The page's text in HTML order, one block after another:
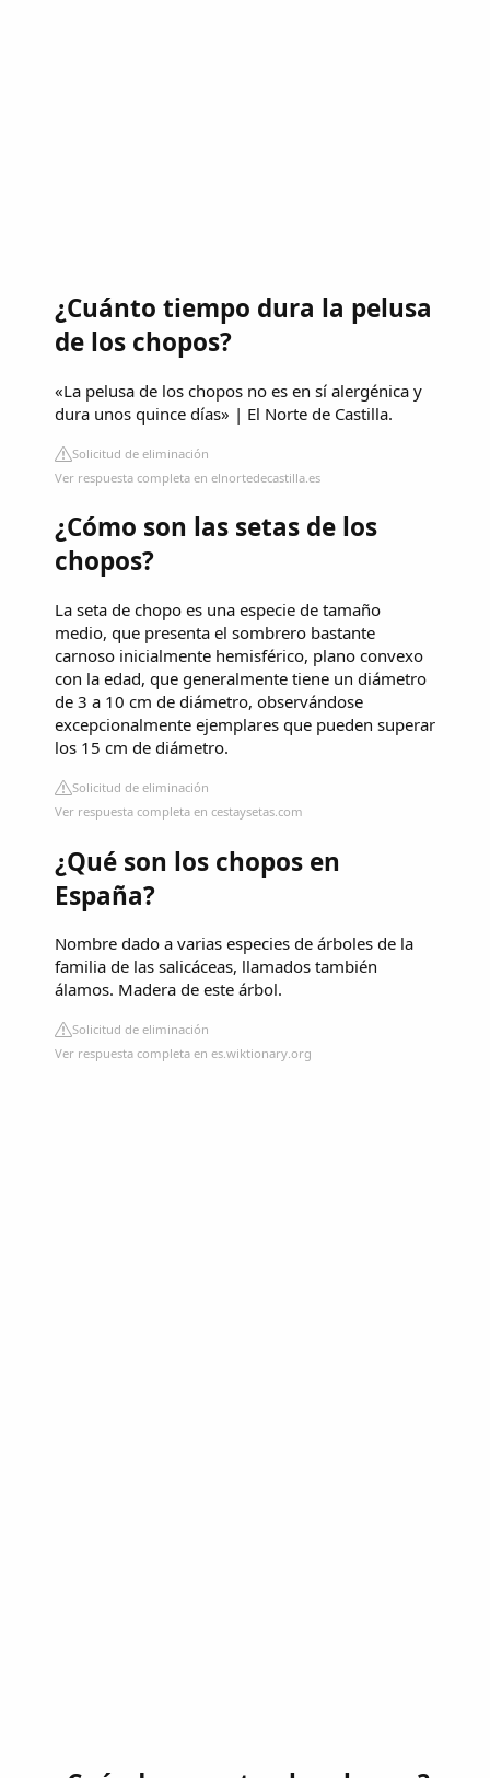
¿Cuánto tiempo dura la pelusa
de los chopos?
«La pelusa de los chopos no es en sí alergénica y
dura unos quince días» | El Norte de Castilla.
Solicitud de eliminación
Ver respuesta completa en elnortedecastilla.es
¿Cómo son las setas de los
chopos?
La seta de chopo es una especie de tamaño
medio, que presenta el sombrero bastante
carnoso inicialmente hemisférico, plano convexo
con la edad, que generalmente tiene un diámetro
de 3 a 10 cm de diámetro, observándose
excepcionalmente ejemplares que pueden superar
los 15 cm de diámetro.
Solicitud de eliminación
Ver respuesta completa en cestaysetas.com
¿Qué son los chopos en
España?
Nombre dado a varias especies de árboles de la
familia de las salicáceas, llamados también
álamos. Madera de este árbol.
Solicitud de eliminación
Ver respuesta completa en es.wiktionary.org